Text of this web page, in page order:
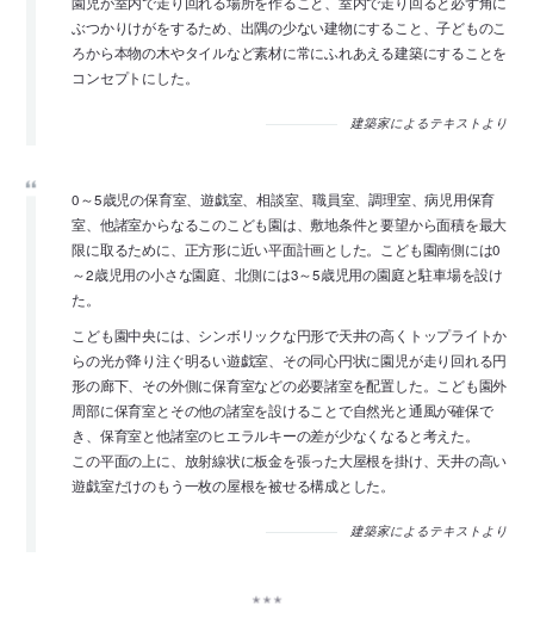
ぶつかりけがをするため、出隅の少ない建物にすること、子どものこ
ろから本物の木やタイルなど素材に常にふれあえる建築にすることを
コンセプトにした。
建築家によるテキストより
0～5歳児の保育室、遊戯室、相談室、職員室、調理室、病児用保育
室、他諸室からなるこのこども園は、敷地条件と要望から面積を最大
限に取るために、正方形に近い平面計画とした。こども園南側には0
～2歳児用の小さな園庭、北側には3～5歳児用の園庭と駐車場を設け
た。
こども園中央には、シンボリックな円形で天井の高くトップライトか
らの光が降り注ぐ明るい遊戯室、その同心円状に園児が走り回れる円
形の廊下、その外側に保育室などの必要諸室を配置した。こども園外
周部に保育室とその他の諸室を設けることで自然光と通風が確保で
き、保育室と他諸室のヒエラルキーの差が少なくなると考えた。
この平面の上に、放射線状に板金を張った大屋根を掛け、天井の高い
遊戯室だけのもう一枚の屋根を被せる構成とした。
建築家によるテキストより